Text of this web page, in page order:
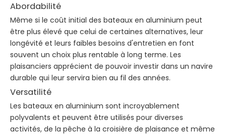
Abordabilité
Même si le coût initial des bateaux en aluminium peut
être plus élevé que celui de certaines alternatives, leur
longévité et leurs faibles besoins d'entretien en font
souvent un choix plus rentable à long terme. Les
plaisanciers apprécient de pouvoir investir dans un navire
durable qui leur servira bien au fil des années.
Versatilité
Les bateaux en aluminium sont incroyablement
polyvalents et peuvent être utilisés pour diverses
activités, de la pêche à la croisière de plaisance et même